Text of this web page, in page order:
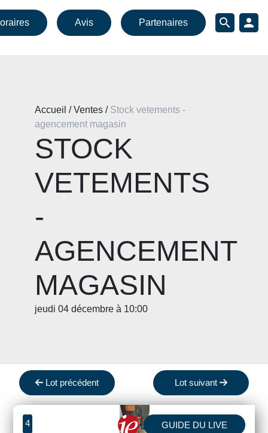
Avis Partenaires search person
Accueil / Ventes / Stock vetements -
agencement magasin
STOCK
VETEMENTS
-
AGENCEMENT
MAGASIN
jeudi 04 décembre à 10:00
Lot précédent Lot suivant
4 GUIDE DU LIVE